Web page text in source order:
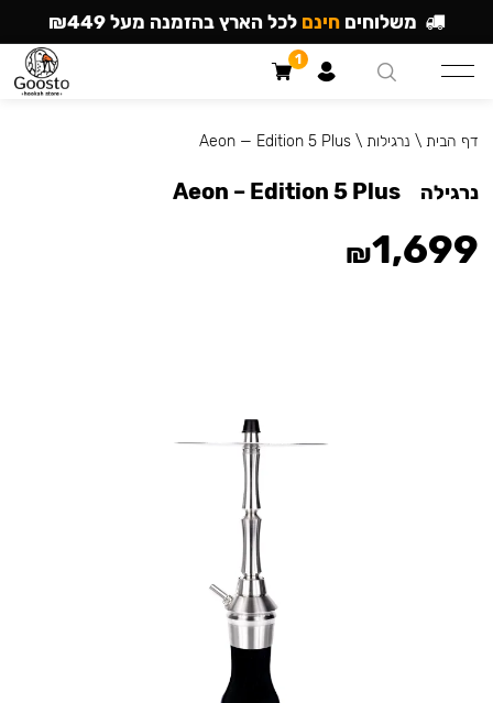
דף הבית \ נרגילות \
Aeon — Edition 5 Plus
נרגילה Aeon – Edition 5 Plus
₪1,699
משלוחים חינם לכל הארץ בהזמנה מעל ₪449
1